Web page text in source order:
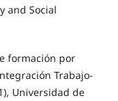
and Social
formación por
Trabajo-
Universidad de